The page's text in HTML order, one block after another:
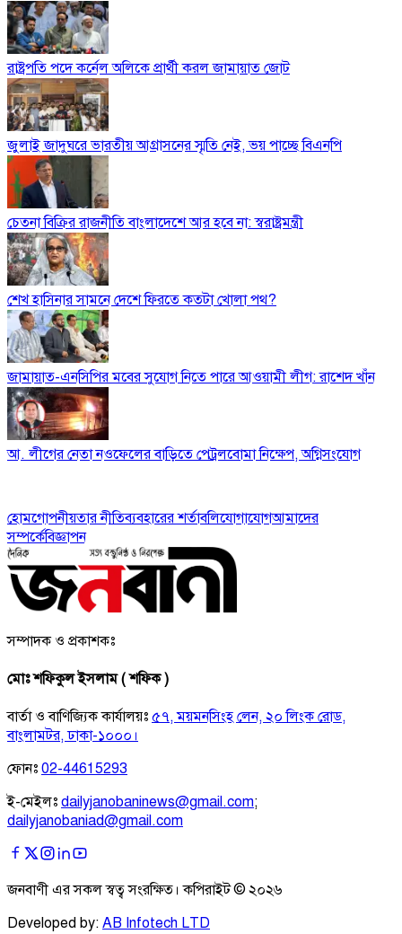
রাষ্ট্রপতি পদে কর্নেল অলিকে প্রার্থী করল জামায়াত জোট
জুলাই জাদুঘরে ভারতীয় আগ্রাসনের স্মৃতি নেই, ভয় পাচ্ছে বিএনপি
চেতনা বিক্রির রাজনীতি বাংলাদেশে আর হবে না: স্বরাষ্ট্রমন্ত্রী
শেখ হাসিনার সামনে দেশে ফিরতে কতটা খোলা পথ?
জামায়াত-এনসিপির মবের সুযোগ নিতে পারে আওয়ামী লীগ: রাশেদ খাঁন
আ. লীগের নেতা নওফেলের বাড়িতে পেট্রলবোমা নিক্ষেপ, অগ্নিসংযোগ
হোমগোপনীয়তার নীতিব্যবহারের শর্তাবলিযোগাযোগআমাদের
সম্পর্কেবিজ্ঞাপন
সম্পাদক ও প্রকাশকঃ
মোঃ শফিকুল ইসলাম ( শফিক )
বার্তা ও বাণিজ্যিক কার্যালয়ঃ ৫৭, ময়মনসিংহ লেন, ২০ লিংক রোড,
বাংলামটর, ঢাকা-১০০০।
ফোনঃ 02-44615293
ই-মেইলঃ dailyjanobaninews@gmail.com;
dailyjanobaniad@gmail.com
জনবাণী এর সকল স্বত্ব সংরক্ষিত। কপিরাইট © ২০২৬
Developed by: AB Infotech LTD